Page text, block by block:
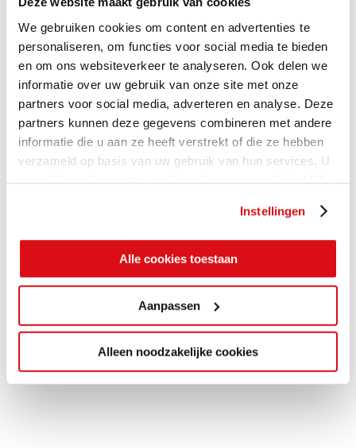
We gebruiken cookies om content en advertenties te
personaliseren, om functies voor social media te bieden
en om ons websiteverkeer te analyseren. Ook delen we
informatie over uw gebruik van onze site met onze
partners voor social media, adverteren en analyse. Deze
partners kunnen deze gegevens combineren met andere
informatie die u aan ze heeft verstrekt of die ze hebben
verzameld op basis van uw gebruik van hun services. U
gaat akkoord met onze cookies als u onze website blijft
Instellingen
Alle cookies toestaan
Aanpassen
Alleen noodzakelijke cookies